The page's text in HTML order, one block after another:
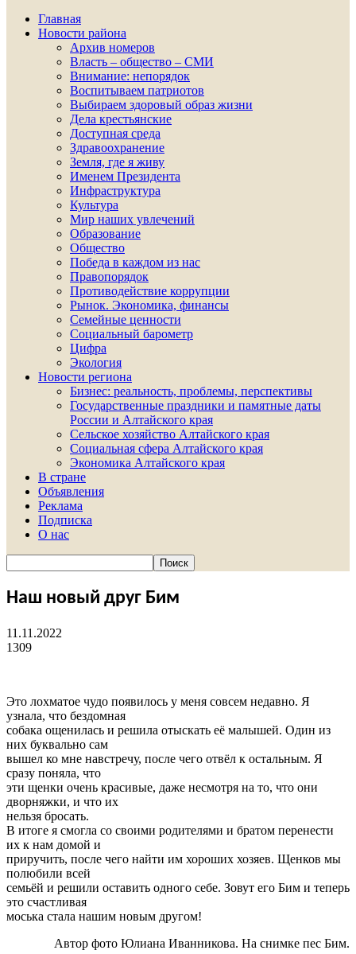
Главная
Новости района
Архив номеров
Власть – общество – СМИ
Внимание: непорядок
Воспитываем патриотов
Выбираем здоровый образ жизни
Дела крестьянские
Доступная среда
Здравоохранение
Земля, где я живу
Именем Президента
Инфраструктура
Культура
Мир наших увлечений
Образование
Общество
Победа в каждом из нас
Правопорядок
Противодействие коррупции
Рынок. Экономика, финансы
Семейные ценности
Социальный барометр
Цифра
Экология
Новости региона
Бизнес: реальность, проблемы, перспективы
Государственные праздники и памятные даты
России и Алтайского края
Сельское хозяйство Алтайского края
Социальная сфера Алтайского края
Экономика Алтайского края
В стране
Объявления
Реклама
Подписка
О нас
Наш новый друг Бим
11.11.2022
1309
Это лохматое чудо появилось у меня совсем недавно. Я
узнала, что бездомная
собака ощенилась и решила отыскать её малышей. Один из
них буквально сам
вышел ко мне навстречу, после чего отвёл к остальным. Я
сразу поняла, что
эти щенки очень красивые, даже несмотря на то, что они
дворняжки, и что их
нельзя бросать.
В итоге я смогла со своими родителями и братом перенести
их к нам домой и
приручить, после чего найти им хороших хозяев. Щенков мы
полюбили всей
семьёй и решили оставить одного себе. Зовут его Бим и теперь
это счастливая
моська стала нашим новым другом!
Автор фото Юлиана Иванникова. На снимке пес Бим.